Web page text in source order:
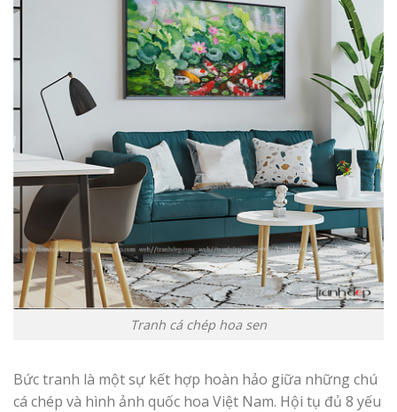
Tranh cá chép hoa sen
Bức tranh là một sự kết hợp hoàn hảo giữa những chú
cá chép và hình ảnh quốc hoa Việt Nam. Hội tụ đủ 8 yếu